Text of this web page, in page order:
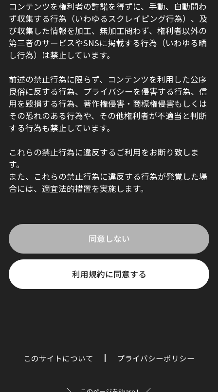
コンテンツを権利者の許諾を得ずに、手動、自動問わ
ず収集する行為（いわゆるスクレイピング行為）、及
び収集した情報を加工、無加工問わず、権利者以外の
第三者のサービスやSNSに掲載する行為（いわゆる晒
し行為）は禁止しています。
前述の禁止行為に限らず、コンテンツを利用した公序
良俗に反する行為、プライバシーを侵害する行為、信
用を毀損する行為、著作権侵害・商標権侵害もしくは
その恐れのある行為や、その他権利者が不適当と判断
する行為も禁止しています。
これらの禁止行為に違反するご利用をお断り致しま
す。
また、これらの禁止行為に違反する行為が発覚した場
合には、適宜法的措置を実施します。
同意しない
利用規約に同意する
このサイトについて プライバシーポリシー